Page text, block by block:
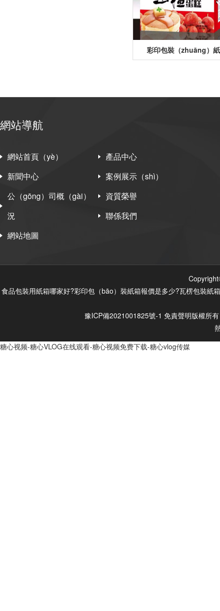
彩印包裝（zhuāng）
網站導航
網站首頁（yè）
產品中心
新聞中心
案例展示（shì）
公（gōng）司概（gài）
況
資質榮譽
聯係我們
網站地圖
食品包裝用紙箱哪家好?彩印包（bāo）裝紙箱報價是多少?瓦楞包裝
豫ICP備2021001825號-1 免責聲明版權所
糖心视频-糖心VLOG在线观看-糖心视频免费下载-糖心vlog传媒